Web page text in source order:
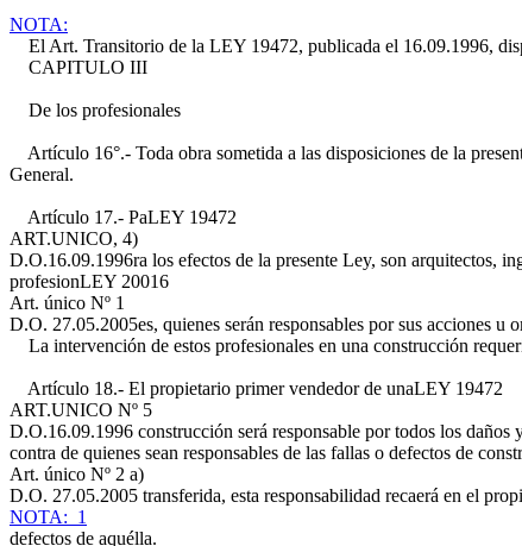
NOTA:
El Art. Transitorio de la LEY 19472, publicada el 16.09.1996,
CAPITULO III
De los profesionales
Artículo 16°.- Toda obra sometida a las disposiciones de la
General.
Artículo 17.- PaLEY 19472
ART.UNICO, 4)
D.O.16.09.1996ra los efectos de la presente Ley, son arquitectos,
profesionLEY 20016
Art. único Nº 1
D.O. 27.05.2005es, quienes serán responsables por sus acciones u
La intervención de estos profesionales en una construcción
Artículo 18.- El propietario primer vendedor de unaLEY 19472
ART.UNICO Nº 5
D.O.16.09.1996 construcción será responsable por todos los
contra de quienes sean responsables de las fallas o defectos de
Art. único Nº 2 a)
D.O. 27.05.2005 transferida, esta responsabilidad recaerá en el
NOTA: 1
defectos de aquélla.